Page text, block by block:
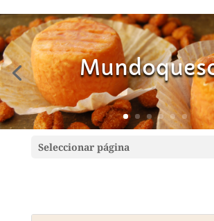
Seleccionar página